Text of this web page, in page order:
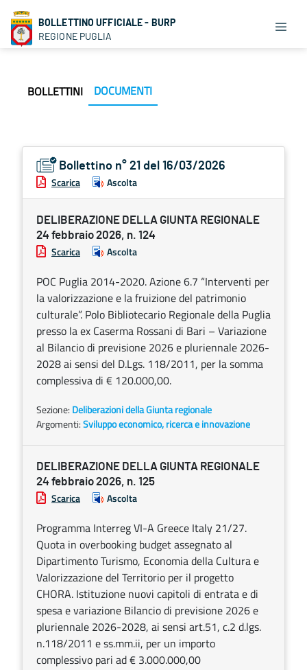
BOLLETTINO UFFICIALE - BURP
REGIONE PUGLIA
BOLLETTINI DOCUMENTI
Bollettino n° 21 del 16/03/2026
Scarica Ascolta
DELIBERAZIONE DELLA GIUNTA REGIONALE
24 febbraio 2026, n. 124
Scarica Ascolta
POC Puglia 2014-2020. Azione 6.7 “Interventi per
la valorizzazione e la fruizione del patrimonio
culturale”. Polo Bibliotecario Regionale della Puglia
presso la ex Caserma Rossani di Bari – Variazione
al Bilancio di previsione 2026 e pluriennale 2026-
2028 ai sensi del D.Lgs. 118/2011, per la somma
complessiva di € 120.000,00.
Sezione: Deliberazioni della Giunta regionale
Argomenti:Sviluppo economico, ricerca e innovazione
DELIBERAZIONE DELLA GIUNTA REGIONALE
24 febbraio 2026, n. 125
Scarica Ascolta
Programma Interreg VI-A Greece Italy 21/27.
Quota in overbooking budget assegnato al
Dipartimento Turismo, Economia della Cultura e
Valorizzazione del Territorio per il progetto
CHORA. Istituzione nuovi capitoli di entrata e di
spesa e variazione Bilancio di previsione 2026 e
pluriennale 2026-2028, ai sensi art.51, c.2 d.lgs.
n.118/2011 e ss.mm.ii, per un importo
complessivo pari ad € 3.000.000,00